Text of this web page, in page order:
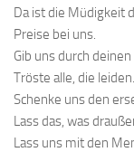
Da ist die Müdigkeit
Preise bei uns.
Gib uns durch
Tröste alle, die leiden.
Schenke uns den
Lass das, was
Lass uns mit den